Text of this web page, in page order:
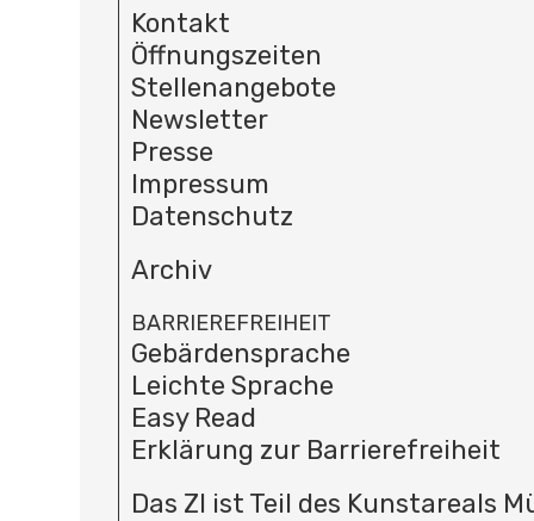
Kontakt
Öffnungszeiten
Stellenangebote
Newsletter
Presse
Impressum
Datenschutz
Archiv
BARRIEREFREIHEIT
Gebärdensprache
Leichte Sprache
Easy Read
Erklärung zur Barrierefreiheit
Das ZI ist Teil des Kunstareals